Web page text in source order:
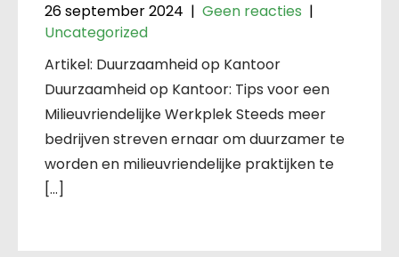
26 september 2024 | Geen reacties |
Uncategorized
Artikel: Duurzaamheid op Kantoor
Duurzaamheid op Kantoor: Tips voor een
Milieuvriendelijke Werkplek Steeds meer
bedrijven streven ernaar om duurzamer te
worden en milieuvriendelijke praktijken te
[…]